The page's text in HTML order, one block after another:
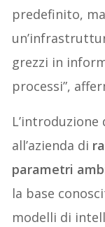
predefinito,
grezzi in
processi”,
all’azienda di
parametri
la base
modelli di